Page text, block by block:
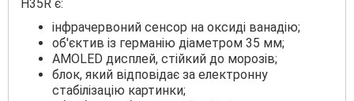
H35R є:
інфрачервоний сенсор на оксиді ванадію;
об'єктив із германію діаметром 35 мм;
AMOLED дисплей, стійкий до морозів;
блок, який відповідає за електронну
стабілізацію картинки;